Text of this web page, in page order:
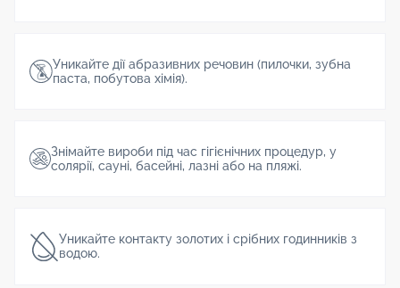
Уникайте дії абразивних речовин (пилочки, зубна
паста, побутова хімія).
Знімайте вироби під час гігієнічних процедур, у
солярії, сауні, басейні, лазні або на пляжі.
Уникайте контакту золотих і срібних годинників з
водою.